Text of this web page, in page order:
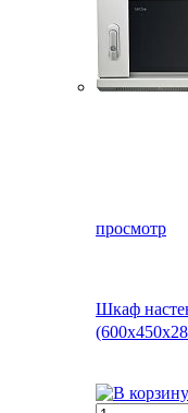
просмотр
Шкаф